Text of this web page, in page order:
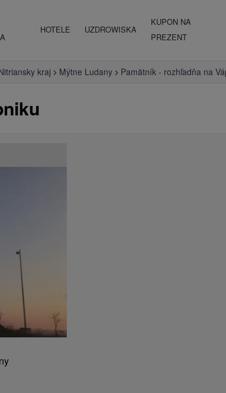
HOTELE UZDROWISKA
KUPON NA
PREZENT
kraj Mýtne Ludany Pamätník - rozhľadňa na